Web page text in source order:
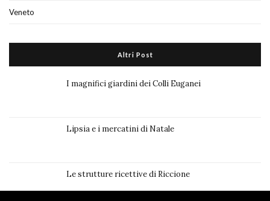
Veneto
Altri Post
I magnifici giardini dei Colli Euganei
Lipsia e i mercatini di Natale
Le strutture ricettive di Riccione